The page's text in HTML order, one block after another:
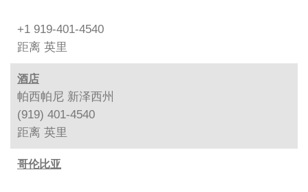
+1 919-401-4540
距离 英里
酒店
帕西帕尼 新泽西州
(919) 401-4540
距离 英里
哥伦比亚